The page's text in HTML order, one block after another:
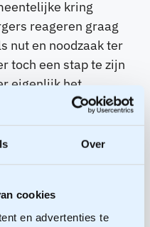
Over
cookies
en advertenties te
kring
reageren graag
nut en noodzaak ter
toch een stap te zijn
eigenlijk het
om eerst het
alvorens tot
genoemd) om